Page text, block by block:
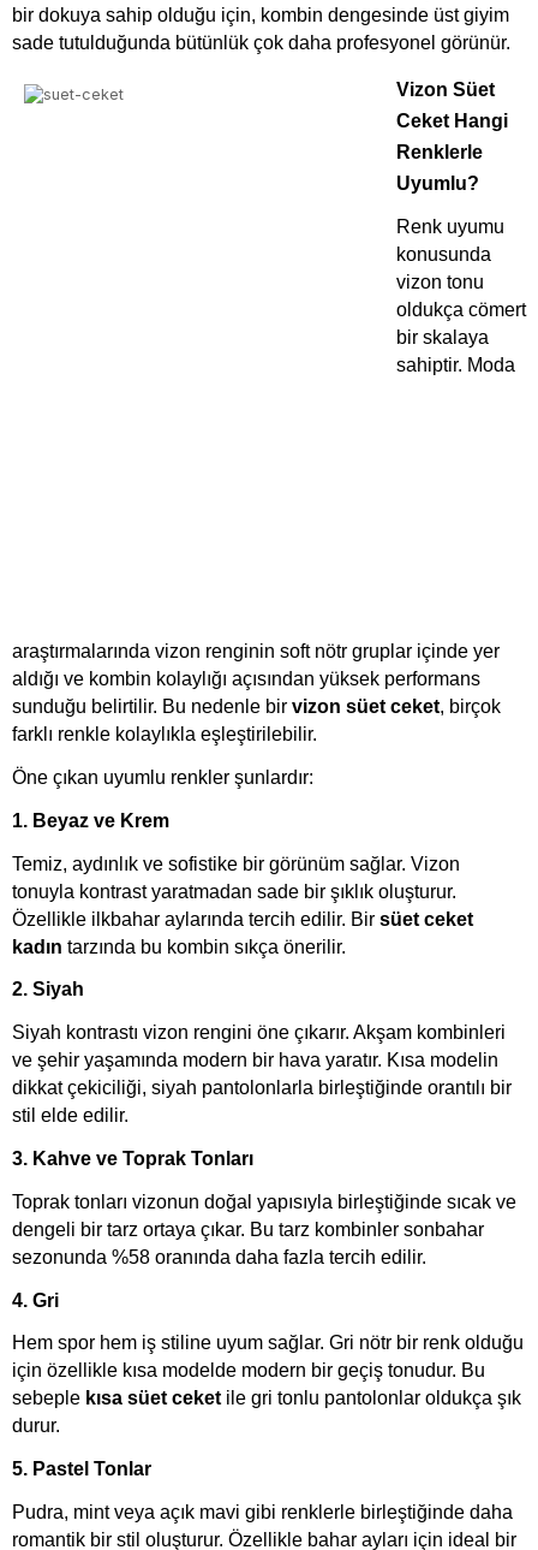
bir dokuya sahip olduğu için, kombin dengesinde üst giyim
sade tutulduğunda bütünlük çok daha profesyonel görünür.
Vizon Süet
Ceket Hangi
Renklerle
Uyumlu?
Renk uyumu
konusunda
vizon tonu
oldukça cömert
bir skalaya
sahiptir. Moda
araştırmalarında vizon renginin soft nötr gruplar içinde yer
aldığı ve kombin kolaylığı açısından yüksek performans
sunduğu belirtilir. Bu nedenle bir vizon süet ceket, birçok
farklı renkle kolaylıkla eşleştirilebilir.
Öne çıkan uyumlu renkler şunlardır:
1. Beyaz ve Krem
Temiz, aydınlık ve sofistike bir görünüm sağlar. Vizon
tonuyla kontrast yaratmadan sade bir şıklık oluşturur.
Özellikle ilkbahar aylarında tercih edilir. Bir süet ceket
kadın tarzında bu kombin sıkça önerilir.
2. Siyah
Siyah kontrastı vizon rengini öne çıkarır. Akşam kombinleri
ve şehir yaşamında modern bir hava yaratır. Kısa modelin
dikkat çekiciliği, siyah pantolonlarla birleştiğinde orantılı bir
stil elde edilir.
3. Kahve ve Toprak Tonları
Toprak tonları vizonun doğal yapısıyla birleştiğinde sıcak ve
dengeli bir tarz ortaya çıkar. Bu tarz kombinler sonbahar
sezonunda %58 oranında daha fazla tercih edilir.
4. Gri
Hem spor hem iş stiline uyum sağlar. Gri nötr bir renk olduğu
için özellikle kısa modelde modern bir geçiş tonudur. Bu
sebeple kısa süet ceket ile gri tonlu pantolonlar oldukça şık
durur.
5. Pastel Tonlar
Pudra, mint veya açık mavi gibi renklerle birleştiğinde daha
romantik bir stil oluşturur. Özellikle bahar ayları için ideal bir